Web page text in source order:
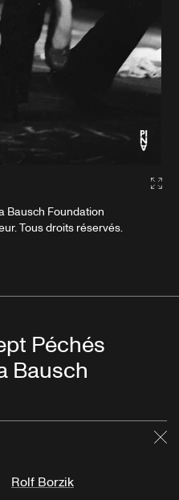
Bausch Foundation
Tous droits réservés.
Péchés
Bausch
Rolf Borzik